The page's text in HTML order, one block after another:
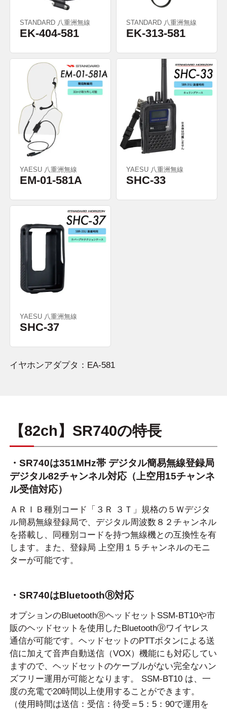
STANDARD 八重洲無線
EK-404-581
STANDARD 八重洲無線
EK-313-581
YAESU 八重洲無線
EM-01-581A
YAESU 八重洲無線
SHC-33
YAESU 八重洲無線
SHC-37
イヤホンアダプタ：EA-581
【82ch】SR740の特長
・SR740は351MHz帯 デジタル簡易無線登録局
デジタル82チャンネル対応（上空用15チャンネ
ル受信対応）
ＡＲＩＢ種別コード「３Ｒ ３Ｔ」規格の５Ｗデジタ
ル簡易無線登録局で、デジタル周波数８２チャンネル
を搭載し、同種別コードを持つ無線機との互換性を有
します。 また、登録局 上空用１５チャンネルのモニ
ターが可能です。
・SR740はBluetoothⓇ対応
オプションのBluetoothⓇヘッドセットSSM-BT10や市
販のヘッドセットを使用したBluetoothⓇワイヤレス
通信が可能です。ヘッドセットのPTTボタンによる送
信に加えて音声自動送信（VOX）機能にも対応してい
ますので、ヘッドセットのケーブルがない完全なハン
ズフリー運用が可能となります。 SSM-BT10 は、一
度の充電で20時間以上使用することができます。
（使用時間は送信：受信：待受＝5：5：90で運用を